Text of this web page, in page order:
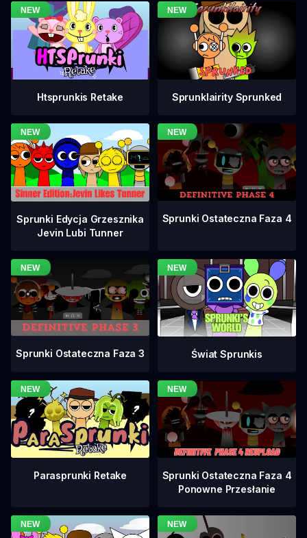
Htsprunkis Retake Sprunklairity Sprunked
Sprunki Edycja Grzesznika
Jevin Lubi Tunner
Sprunki Ostateczna Faza 4
Sprunki Ostateczna Faza 3 Świat Sprunkis
Parasprunki Retake
Sprunki Ostateczna Faza 4
Ponowne Przesłanie